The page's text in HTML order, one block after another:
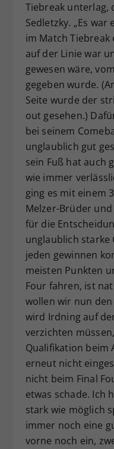
Tiebreak unterlag,
Sedletzky. „Es
im Match
auf der Linie war
gewesen wäre,
gegeben wurde.
Seite wurde der
out gesehen.)
bei seinem
unglaublich gut
sein Fuß hat auch
wie immer
ging es mit einem
Melzer-Brüder
für die
unglaublich starke
jeden gewinnen
meisten Punkten
Four fahren, ist
wollen wir nun
wird Irdning auf
verzichten
Qualifikation beim
erneut nicht
nicht beim Final
etwas schade. Ich
stark wie möglich
immer noch eine
vorne noch ein,